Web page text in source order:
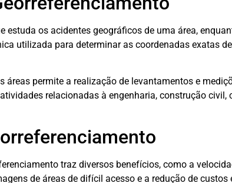
estuda os acidentes geográficos de uma área,
utilizada para determinar as coordenadas exatas
áreas permite a realização de levantamentos e
relacionadas à engenharia, construção civil,
traz diversos benefícios, como a
de áreas de difícil acesso e a redução de custos